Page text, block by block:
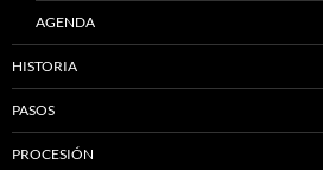
AGENDA
HISTORIA
PASOS
PROCESIÓN